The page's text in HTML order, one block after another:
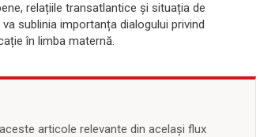
relațiile transatlantice și situația de
sublinia importanța dialogului privind
în limba maternă.
articole relevante din același flux